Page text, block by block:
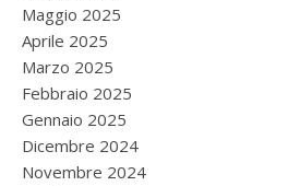
Maggio 2025
Aprile 2025
Marzo 2025
Febbraio 2025
Gennaio 2025
Dicembre 2024
Novembre 2024